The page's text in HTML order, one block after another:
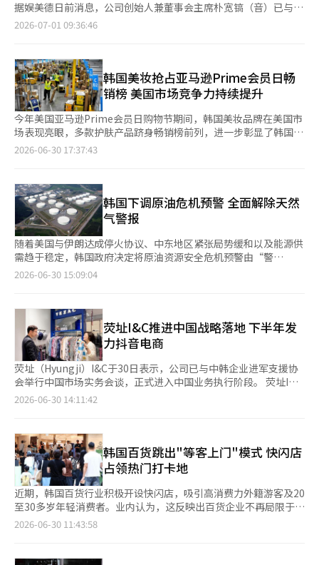
据娱美德日前消息，公司创始人兼董事会主席朴宽镐（音）已与投
资平台NeoPulse签署股份买卖协议（SPA），出售其持有的
中国香港的盛松投资（Shengsong Investment Co., Limited）
持有。据悉，NeoPulse负责人与阿里巴巴方面保持密切合作关
系。交易完成后，NeoPulse连同此前已持有的股份，将持有娱美
德40.25%的股份，成为第一大股东。 娱美德表
2026-07-01 09:36:46
韩国美妆抢占亚马逊Prime会员日畅
销榜 美国市场竞争力持续提升
今年美国亚马逊Prime会员日购物节期间，韩国美妆品牌在美国市
场表现亮眼，多款护肤产品跻身畅销榜前列，进一步彰显了韩国美
妆品牌在美国市场不断提升的竞争力。 亚马逊Prime会员日是亚马
物节畅销榜已成为观察美国消费者品牌偏好和产品竞争力的重要指
标。 据韩国美妆行业及韩国教保证券30日消息，今年Prime会员
日期间，韩国美妆品牌在亚马逊多个畅销榜单中占据领先位置。截
至活动最后一天（当地时间6月26日）
2026-06-30 17:37:43
韩国下调原油危机预警 全面解除天然
气警报
随着美国与伊朗达成停火协议、中东地区紧张局势缓和以及能源供
需趋于稳定，韩国政府决定将原油资源安全危机预警由“警
戒”（四级中的第三级）下调至“注意”（第二级），并全面解除
上汇报了上述能源供需应对方案。 资源安全危机预警共分“关
注”“注意”“警戒”“严重”四个等级，根据《国家资源安全特
别法》，综合危机严重程度及其
2026-06-30 15:09:04
荧址I&C推进中国战略落地 下半年发
力抖音电商
荧址（Hyungji）I&C于30日表示，公司已与中韩企业进军支援协
会举行中国市场实务会谈，正式进入中国业务执行阶段。 荧址I&C
于本月18日在上海与中韩企业进军支援协会签署战略合作谅解备忘
场布局。 此次会谈中，中韩企业进军支援协会中国业务负责人、
秘书长李昌圭（音）等一行先后走访荧址I&C总部，并考察BON、
YEZAC等品牌入驻的百货门店，就产品竞争力、门店运营及中国市
场合作方案进行了深入讨论。
2026-06-30 14:11:42
韩国百货跳出"等客上门"模式 快闪店
占领热门打卡地
近期，韩国百货行业积极开设快闪店，吸引高消费力外籍游客及20
至30多岁年轻消费者。业内认为，这反映出百货企业不再局限于店
内营销，而是主动走向年轻人和访韩游客聚集的热门区域，拓宽客
超过3万人次到访，其中20至30多岁消费者占比达80%。今年4
2026-06-30 11:43:58